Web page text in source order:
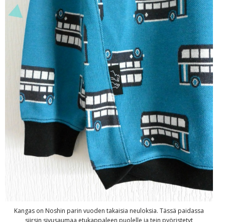
Kangas on Noshin parin vuoden takaisia neuloksia. Tässä paidassa